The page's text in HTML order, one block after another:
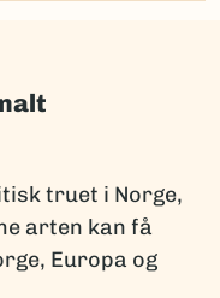
truet i Norge,
arten kan få
Europa og